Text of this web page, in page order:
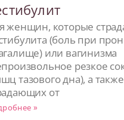
женщин, которые
(боль при
или вагинизма
резкое
тазового дна), а
от
»